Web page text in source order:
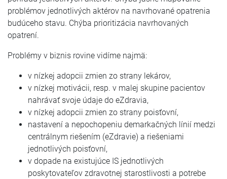
problémov jednotlivých aktérov na navrhované opatrenia
budúceho stavu. Chýba prioritizácia navrhovaných
opatrení.
Problémy v biznis rovine vidíme najmä:
v nízkej adopcii zmien zo strany lekárov,
v nízkej motivácii, resp. v malej skupine pacientov
nahrávať svoje údaje do eZdravia,
v nízkej adopcii zmien zo strany poisťovní,
nastavení a nepochopeniu demarkačných línií medzi
centrálnym riešením (eZdravie) a riešeniami
jednotlivých poisťovní,
v dopade na existujúce IS jednotlivých
poskytovateľov zdravotnej starostlivosti a potrebe